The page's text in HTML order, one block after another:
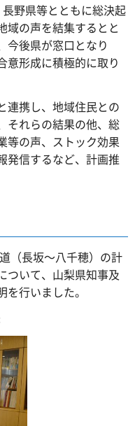
野県等とともに総決起
域の声を結集するとと
今後県が窓口となり
意形成に積極的に取り
連携し、地域住民との
それらの結果の他、総
等の声、ストック効果
発信するなど、計画推
（長坂～八千穂）の計
ついて、山梨県知事及
行いました。